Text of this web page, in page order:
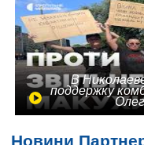
В
поддержку